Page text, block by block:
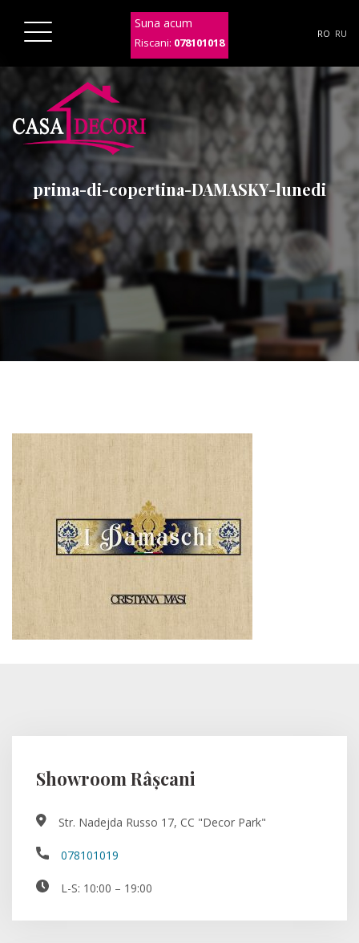
Suna acum
Riscani: 078101018
RO RU
prima-di-copertina-DAMASKY-lunedi
Showroom Râșcani
Str. Nadejda Russo 17, CC "Decor Park"
078101019
L-S: 10:00 – 19:00